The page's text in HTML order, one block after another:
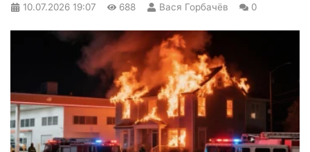
10.07.2026 19:07 688 Вася Горбачёв 0